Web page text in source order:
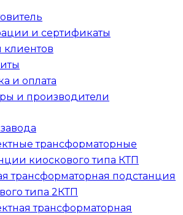
и сертификаты
и оплата
и производители
трансформаторные
киоскового типа КТП
трансформаторная подстанция
типа 2КТП
трансформаторная